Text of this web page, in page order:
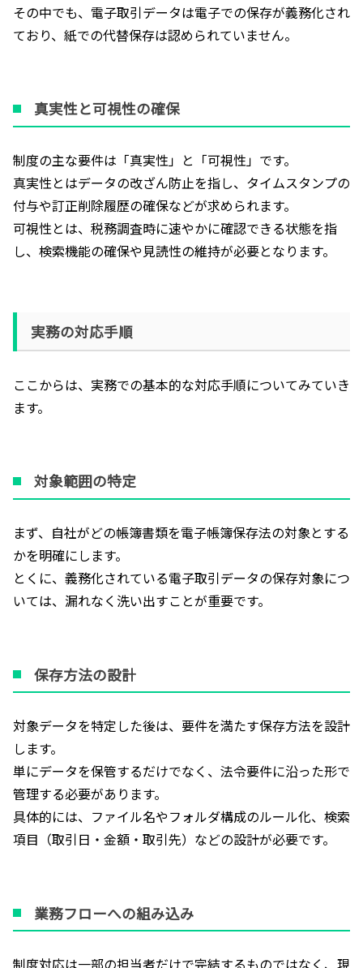
その中でも、電子取引データは電子での保存が義務化され
ており、紙での代替保存は認められていません。
真実性と可視性の確保
制度の主な要件は「真実性」と「可視性」です。
真実性とはデータの改ざん防止を指し、タイムスタンプの
付与や訂正削除履歴の確保などが求められます。
可視性とは、税務調査時に速やかに確認できる状態を指
し、検索機能の確保や見読性の維持が必要となります。
実務の対応手順
ここからは、実務での基本的な対応手順についてみていき
ます。
対象範囲の特定
まず、自社がどの帳簿書類を電子帳簿保存法の対象とする
かを明確にします。
とくに、義務化されている電子取引データの保存対象につ
いては、漏れなく洗い出すことが重要です。
保存方法の設計
対象データを特定した後は、要件を満たす保存方法を設計
します。
単にデータを保管するだけでなく、法令要件に沿った形で
管理する必要があります。
具体的には、ファイル名やフォルダ構成のルール化、検索
項目（取引日・金額・取引先）などの設計が必要です。
業務フローへの組み込み